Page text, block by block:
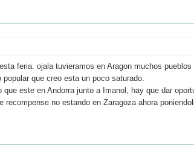
feria. ojala tuvieramos en Aragon muchos
que creo esta un poco saturado.
este en Andorra junto a Imanol, hay que dar
no estando en Zaragoza ahora